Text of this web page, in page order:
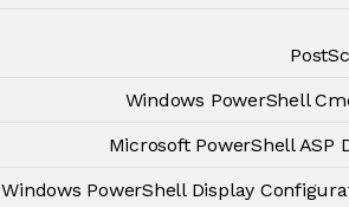
Windows PowerShell
Microsoft PowerShell ASP
Windows PowerShell Display